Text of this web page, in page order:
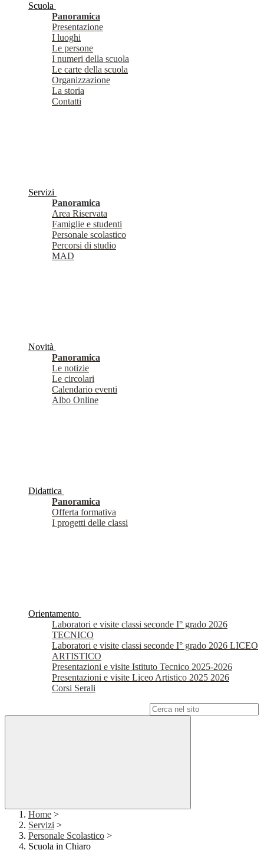
Scuola
Panoramica
Presentazione
I luoghi
Le persone
I numeri della scuola
Le carte della scuola
Organizzazione
La storia
Contatti
Servizi
Panoramica
Area Riservata
Famiglie e studenti
Personale scolastico
Percorsi di studio
MAD
Novità
Panoramica
Le notizie
Le circolari
Calendario eventi
Albo Online
Didattica
Panoramica
Offerta formativa
I progetti delle classi
Orientamento
Laboratori e visite classi seconde I° grado 2026
TECNICO
Laboratori e visite classi seconde I° grado 2026 LICEO
ARTISTICO
Presentazioni e visite Istituto Tecnico 2025-2026
Presentazioni e visite Liceo Artistico 2025 2026
Corsi Serali
Home >
Servizi >
Personale Scolastico >
Scuola in Chiaro